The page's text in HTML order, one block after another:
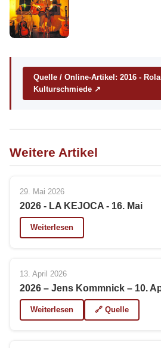
Quelle / Online-Artikel: 2016 -
Kulturschmiede ↗
Weitere Artikel
29. Mai 2026
2026 - LA KEJOCA - 16. Mai
Weiterlesen
13. April 2026
2026 – Jens Kommnick – 10.
Weiterlesen 🔗 Quelle